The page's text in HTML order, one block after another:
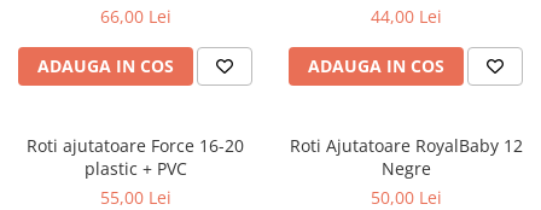
Cuvete
Ghidoane & accesorii
Pedale
Roti ajutatoare
Scaune copii
Sosete
66,00 Lei
ADAUGA IN COS
44,00 Lei
ADAUGA IN COS
Roti ajutatoare Force 16-20
plastic + PVC
55,00 Lei
Roti Ajutatoare RoyalBaby 12
Negre
50,00 Lei